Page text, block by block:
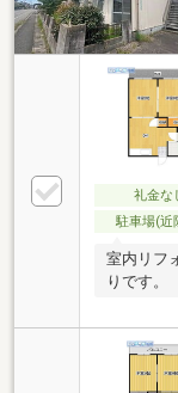
礼金な
駐車場(近
室内リフ
りです。